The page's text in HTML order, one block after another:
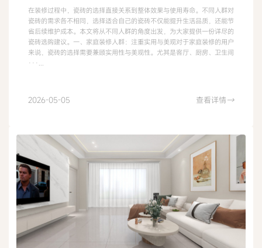
在装修过程中，瓷砖的选择直接关系到整体效果与使用寿命。不同人群对
瓷砖的需求各不相同，选择适合自己的瓷砖不仅能提升生活品质，还能节
省后续维护成本。本文将从不同人群的角度出发，为大家提供一份详尽的
瓷砖选购建议。一、家庭装修人群：注重实用与美观对于家庭装修的用户
来说，瓷砖的选择需要兼顾实用性与美观性。尤其是客厅、厨房、卫生间
···...
2026-05-05 查看详情→